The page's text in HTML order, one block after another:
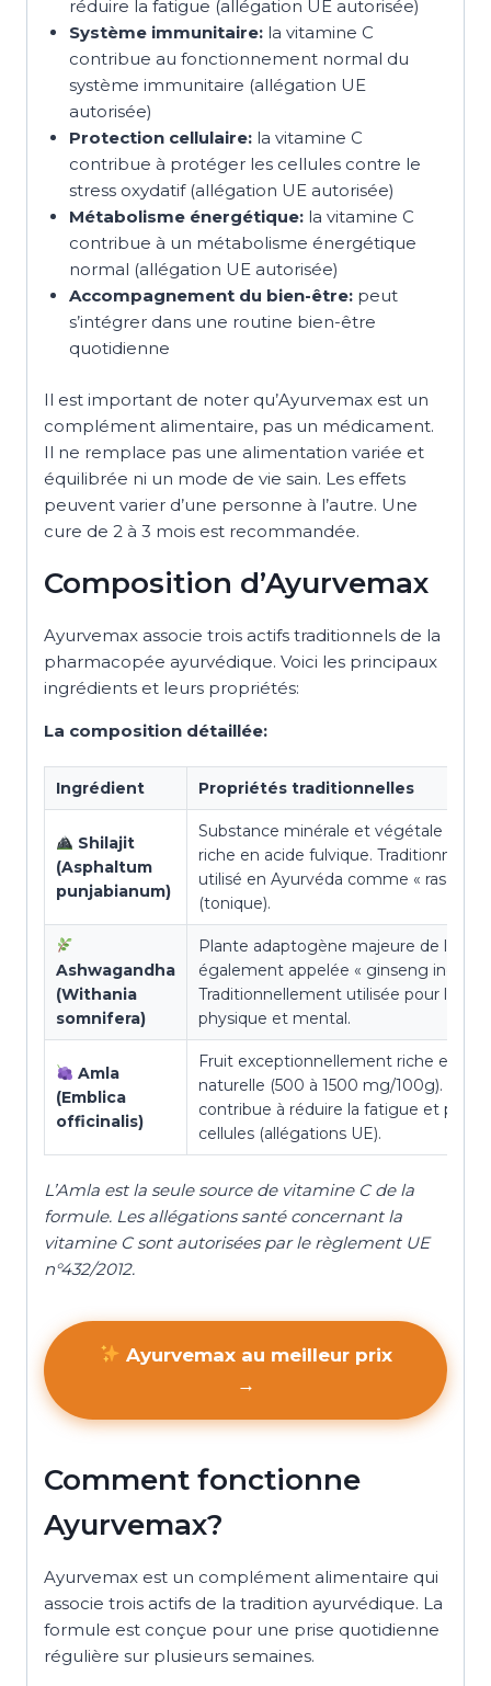
réduire la fatigue (allégation UE autorisée)
Système immunitaire:la vitamine C
contribue au fonctionnement normal du
système immunitaire (allégation UE
autorisée)
Protection cellulaire:la vitamine C
contribue à protéger les cellules contre le
stress oxydatif (allégation UE autorisée)
Métabolisme énergétique:la vitamine C
contribue à un métabolisme énergétique
normal (allégation UE autorisée)
Accompagnement du bien-être:peut
s’intégrer dans une routine bien-être
quotidienne
Il est important de noter qu’Ayurvemax est un
complément alimentaire, pas un médicament.
Il ne remplace pas une alimentation variée et
équilibrée ni un mode de vie sain. Les effets
peuvent varier d’une personne à l’autre. Une
cure de 2 à 3 mois est recommandée.
Composition d’Ayurvemax
Ayurvemax associe trois actifs traditionnels de la
pharmacopée ayurvédique. Voici les principaux
ingrédients et leurs propriétés:
La composition détaillée:
Ingrédient Propriétés traditionnelles
Shilajit
(Asphaltum
punjabianum)
Substance minérale et végétale de
riche en acide fulvique.
utilisé en Ayurvéda comme «
(tonique).
Ashwagandha
(Withania
somnifera)
Plante adaptogène majeure de
également appelée « ginseng indien
Traditionnellement utilisée pour le
physique et mental.
Amla
(Emblica
officinalis)
Fruit exceptionnellement riche en
naturelle (500 à 1500 mg/100g). La
contribue à réduire la fatigue et
cellules (allégations UE).
L’Amla est la seule source de vitamine C de la
formule. Les allégations santé concernant la
vitamine C sont autorisées par le règlement UE
n°432/2012.
Ayurvemax au meilleur prix
→
Comment fonctionne
Ayurvemax?
Ayurvemax est un complément alimentaire qui
associe trois actifs de la tradition ayurvédique. La
formule est conçue pour une prise quotidienne
régulière sur plusieurs semaines.